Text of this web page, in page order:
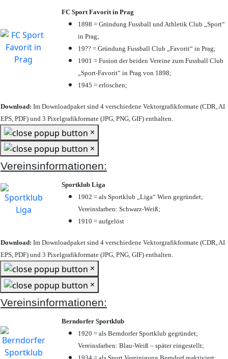
FC Sport Favorit in Prag
1898 = Gründung Fussball und Athletik Club „Sport“
in Prag;
19?? = Gründung Fussball Club „Favorit“ in Prag;
1901 = Fusion der beiden Vereine zum Fussball Club
„Sport-Favorit“ in Prag von 1898;
1945 = erloschen;
Download: Im Downloadpaket sind 4 verschiedene Vektorgrafikformate (CDR, AI
EPS, PDF) und 3 Pixelgrafikformate (JPG, PNG, GIF) enthalten.
×
×
Vereinsinformationen:
Sportklub Liga
1902 = als Sportklub „Liga“ Wien gegründet;
Vereinsfarben: Schwarz-Weiß;
1910 = aufgelöst
Download: Im Downloadpaket sind 4 verschiedene Vektorgrafikformate (CDR, AI
EPS, PDF) und 3 Pixelgrafikformate (JPG, PNG, GIF) enthalten.
×
×
Vereinsinformationen:
Berndorfer Sportklub
1920 = als Berndorfer Sportklub gegründet;
Vereinsfarben: Blau-Weiß – später eingestellt;